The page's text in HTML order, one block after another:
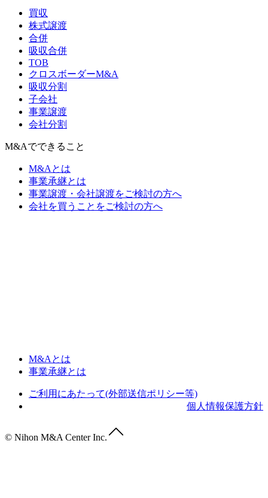
買収
株式譲渡
合併
吸収合併
TOB
クロスボーダーM&A
吸収分割
子会社
事業譲渡
会社分割
M&Aでできること
M&Aとは
事業承継とは
事業譲渡・会社譲渡をご検討の方へ
会社を買うことをご検討の方へ
M&Aとは
事業承継とは
ご利用にあたって(外部送信ポリシー等)
個人情報保護方針
© Nihon M&A Center Inc.